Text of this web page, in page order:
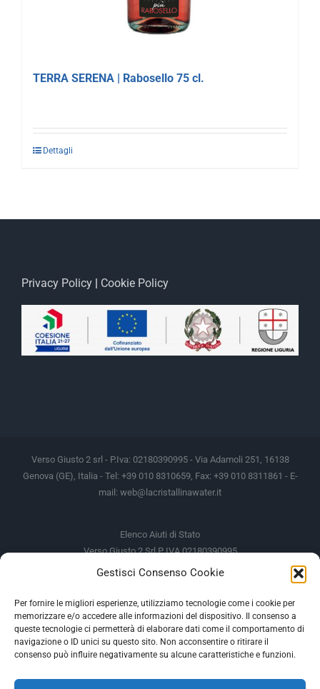
Gestisci Consenso Cookie
Per fornire le migliori esperienze, utilizziamo tecnologie come i cookie per
memorizzare e/o accedere alle informazioni del dispositivo. Il consenso a
queste tecnologie ci permetterà di elaborare dati come il comportamento di
navigazione o ID unici su questo sito. Non acconsentire o ritirare il
consenso può influire negativamente su alcune caratteristiche e funzioni.
TERRA SERENA | Rabosello 75 cl.
Dettagli
Privacy Policy Cookie Policy
Verso Giusto 2 srl - P.Iva: 02180390995 - Via Adamoli 251, 16138
Genova (GE), Italia - Tel: +39 010 8310659, Fax: +39 010 8311861 - E-
mail: web@lacristallinawater.it
Elenco Aiuti di Stato
Verso Giusto 2 Srl P IVA 02180390995
Soggetto Erogante
Somma Incassata
Agenzia delle Entrate
49.338,00 €
Agenzia delle Entrate
49.338,00 €
M.I.S.E
935,34 €